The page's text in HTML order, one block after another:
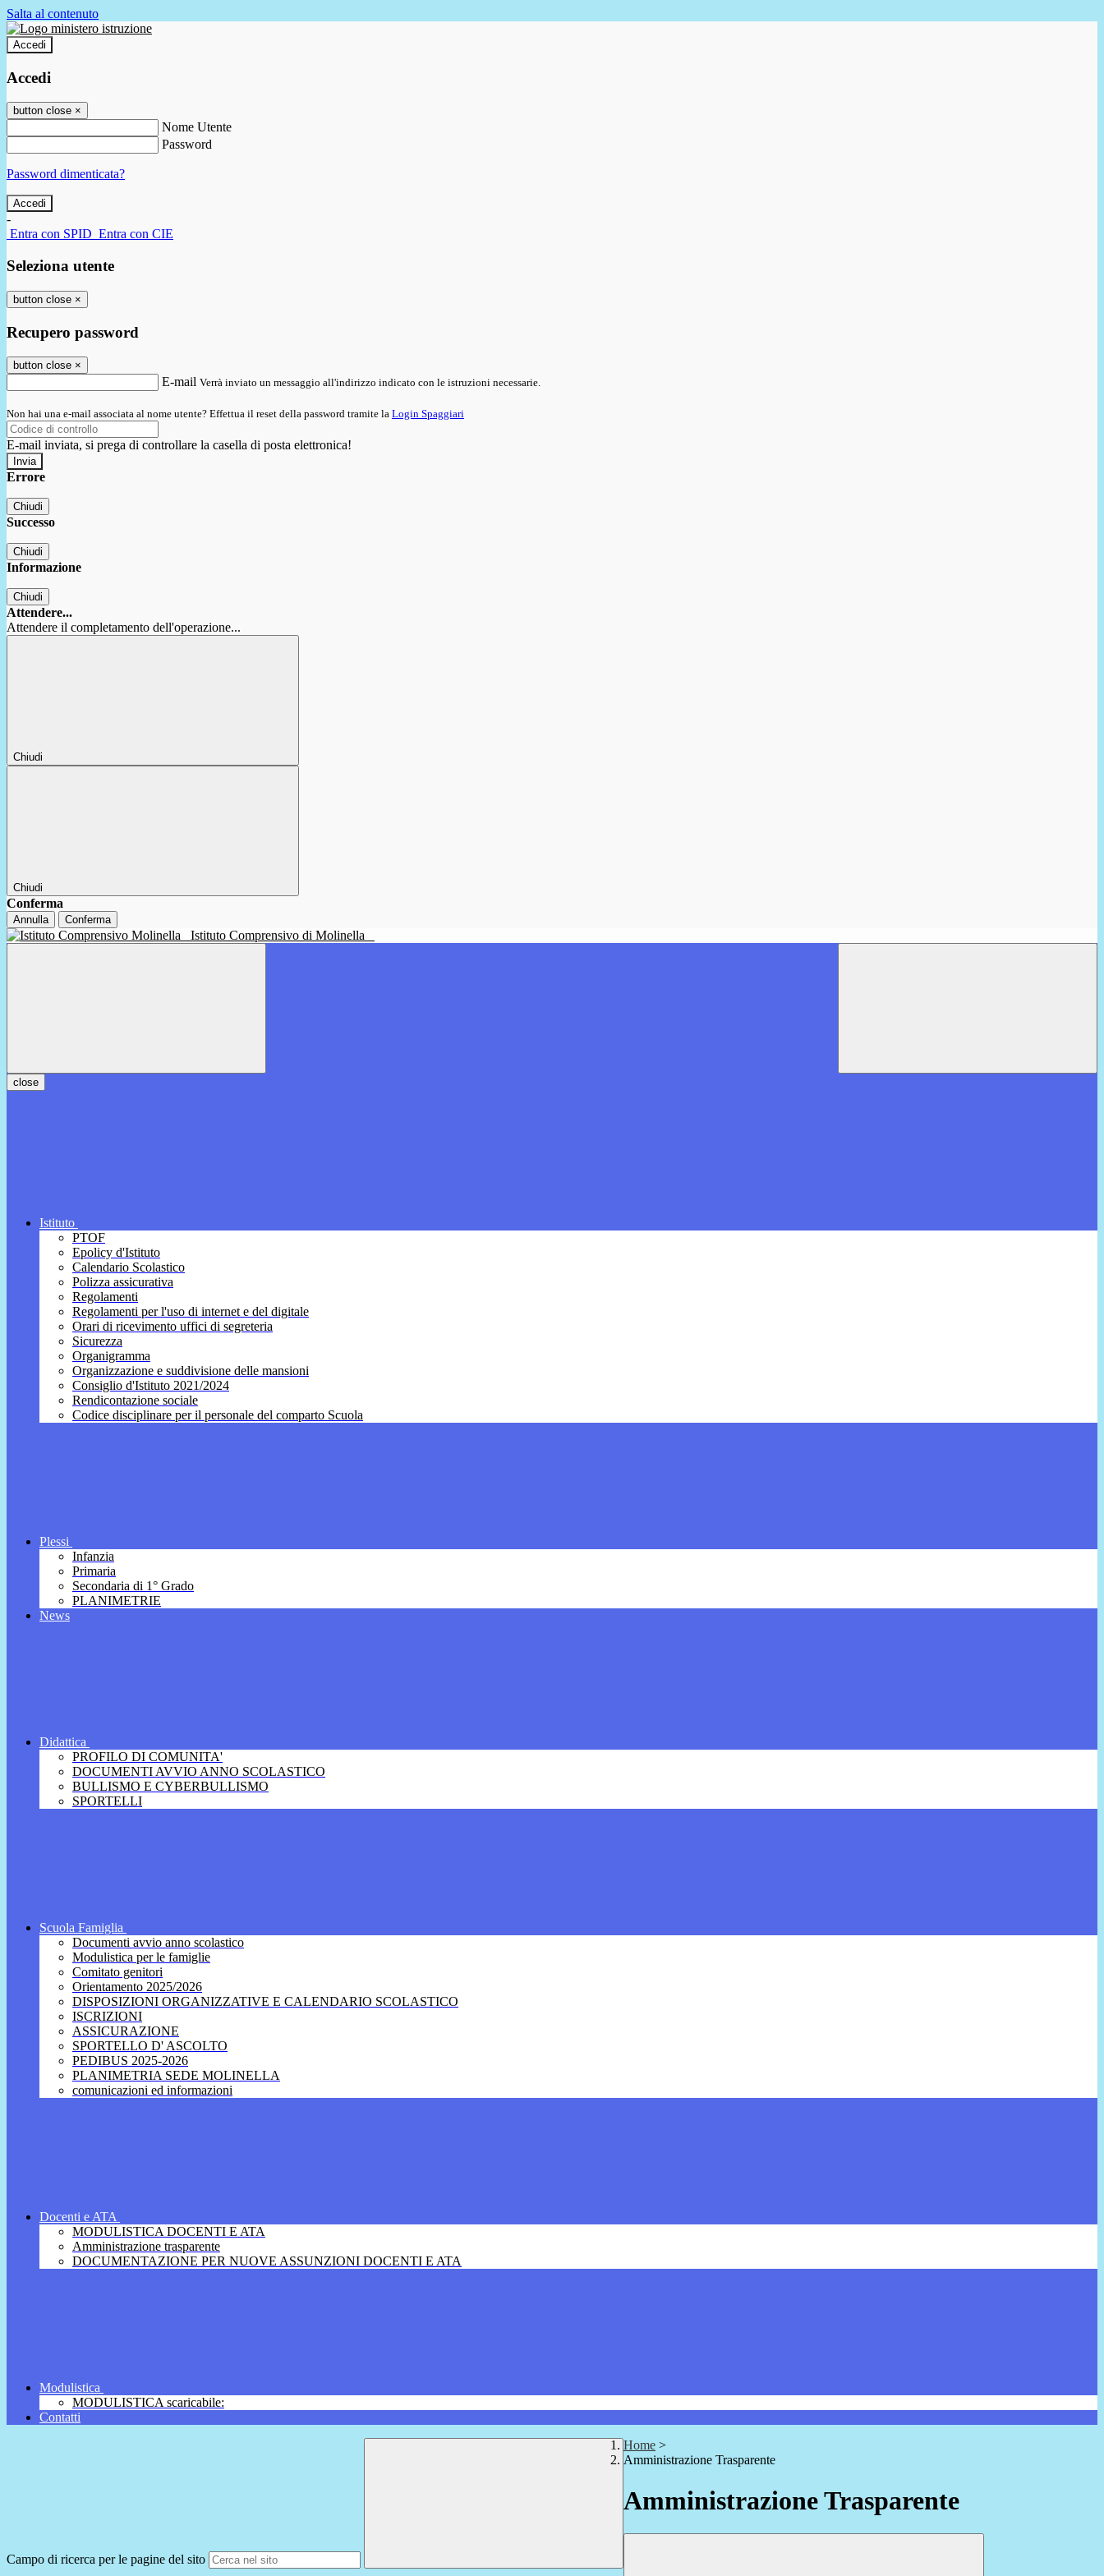
Salta al contenuto
Accedi
Accedi
button close ×
Nome Utente
Password
Password dimenticata?
-
Entra con SPID Entra con CIE
Seleziona utente
button close ×
Recupero password
button close ×
E-mail Verrà inviato un messaggio all'indirizzo indicato con le istruzioni necessarie.
Non hai una e-mail associata al nome utente? Effettua il reset della password tramite la Login Spaggiari
E-mail inviata, si prega di controllare la casella di posta elettronica!
Errore
Chiudi
Successo
Chiudi
Informazione
Chiudi
Attendere...
Attendere il completamento dell'operazione...
Chiudi
Chiudi
Conferma
Annulla Conferma
Istituto Comprensivo di Molinella
close
Istituto
PTOF
Epolicy d'Istituto
Calendario Scolastico
Polizza assicurativa
Regolamenti
Regolamenti per l'uso di internet e del digitale
Orari di ricevimento uffici di segreteria
Sicurezza
Organigramma
Organizzazione e suddivisione delle mansioni
Consiglio d'Istituto 2021/2024
Rendicontazione sociale
Codice disciplinare per il personale del comparto Scuola
Plessi
Infanzia
Primaria
Secondaria di 1° Grado
PLANIMETRIE
News
Didattica
PROFILO DI COMUNITA'
DOCUMENTI AVVIO ANNO SCOLASTICO
BULLISMO E CYBERBULLISMO
SPORTELLI
Scuola Famiglia
Documenti avvio anno scolastico
Modulistica per le famiglie
Comitato genitori
Orientamento 2025/2026
DISPOSIZIONI ORGANIZZATIVE E CALENDARIO SCOLASTICO
ISCRIZIONI
ASSICURAZIONE
SPORTELLO D' ASCOLTO
PEDIBUS 2025-2026
PLANIMETRIA SEDE MOLINELLA
comunicazioni ed informazioni
Docenti e ATA
MODULISTICA DOCENTI E ATA
Amministrazione trasparente
DOCUMENTAZIONE PER NUOVE ASSUNZIONI DOCENTI E ATA
Modulistica
MODULISTICA scaricabile:
Contatti
Campo di ricerca per le pagine del sito
Home >
Amministrazione Trasparente
Amministrazione Trasparente